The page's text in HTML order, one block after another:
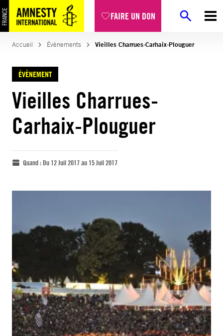
FAIRE UN DON
Accueil Évènements Vieilles Charrues-Carhaix-Plouguer
ÉVÈNEMENT
Vieilles Charrues-
Carhaix-Plouguer
Quand :Du 12 Juil 2017 au 15 Juil 2017